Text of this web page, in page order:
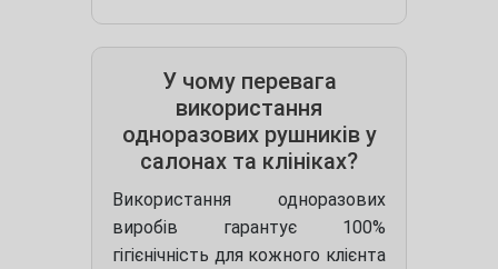
У чому перевага
використання
одноразових рушників у
салонах та клініках?
Використання одноразових
виробів гарантує 100%
гігієнічність для кожного клієнта